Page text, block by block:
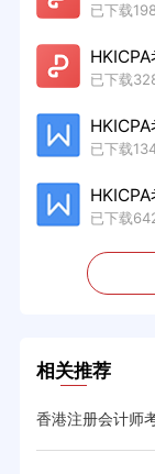
已下载
已下载
已下载
已下载
相关推荐
香港注册会计师